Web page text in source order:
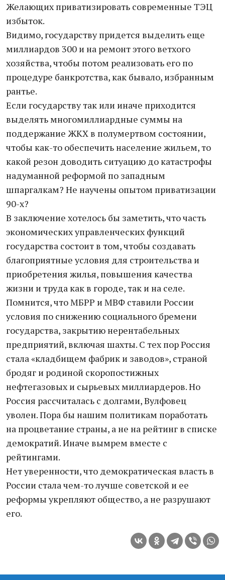
Желающих приватизировать современные ТЭЦ
избыток.
Видимо, государству придется выделить еще
миллиардов 300 и на ремонт этого ветхого
хозяйства, чтобы потом реализовать его по
процедуре банкротства, как бывало, избранным
рантье.
Если государству так или иначе приходится
выделять многомиллиардные суммы на
поддержание ЖКХ в полумертвом состоянии,
чтобы как-то обеспечить население жильем, то
какой резон доводить ситуацию до катастрофы
надуманной реформой по западным
шпаргалкам? Не научены опытом приватизации
90-х?
В заключение хотелось бы заметить, что часть
экономических управленческих функций
государства состоит в том, чтобы создавать
благоприятные условия для строительства и
приобретения жилья, повышения качества
жизни и труда как в городе, так и на селе.
Помнится, что МБРР и МВФ ставили России
условия по снижению социального бремени
государства, закрытию нерентабельных
предприятий, включая шахты. С тех пор Россия
стала «кладбищем фабрик и заводов», страной
бродяг и родиной скоропостижных
нефтегазовых и сырьевых миллиардеров. Но
Россия рассчиталась с долгами, Вулфовец
уволен. Пора бы нашим политикам поработать
на процветание страны, а не на рейтинг в списке
демократий. Иначе вымрем вместе с
рейтингами.
Нет уверенности, что демократическая власть в
России стала чем-то лучше советской и ее
реформы укрепляют общество, а не разрушают
его.